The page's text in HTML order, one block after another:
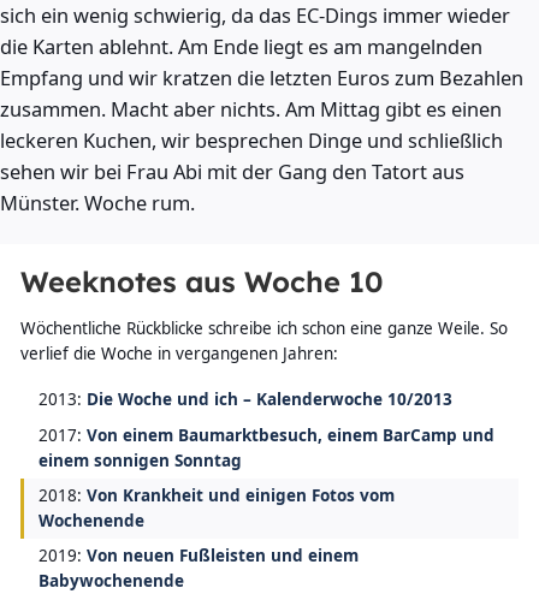
sich ein wenig schwierig, da das EC-Dings immer wieder
die Karten ablehnt. Am Ende liegt es am mangelnden
Empfang und wir kratzen die letzten Euros zum Bezahlen
zusammen. Macht aber nichts. Am Mittag gibt es einen
leckeren Kuchen, wir besprechen Dinge und schließlich
sehen wir bei Frau Abi mit der Gang den Tatort aus
Münster. Woche rum.
Weeknotes aus Woche 10
Wöchentliche Rückblicke schreibe ich schon eine ganze Weile. So
verlief die Woche in vergangenen Jahren:
2013: Die Woche und ich – Kalenderwoche 10/2013
2017:Von einem Baumarktbesuch, einem BarCamp und
einem sonnigen Sonntag
2018:Von Krankheit und einigen Fotos vom
Wochenende
2019:Von neuen Fußleisten und einem
Babywochenende